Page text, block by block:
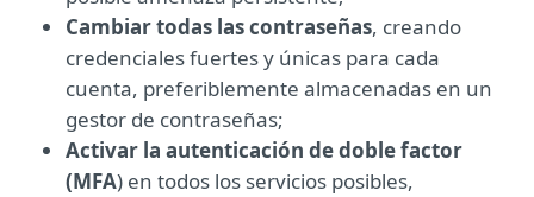
Cambiar todas las contraseñas, creando
credenciales fuertes y únicas para cada
cuenta, preferiblemente almacenadas en un
gestor de contraseñas;
Activar la autenticación de doble factor
(MFA) en todos los servicios posibles,